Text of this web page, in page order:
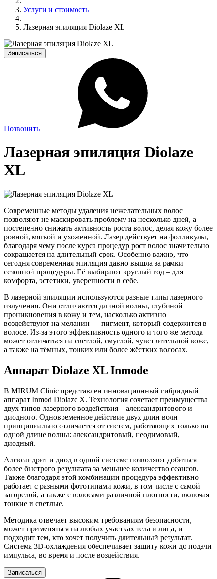
Услуги и стоимость
Лазерная эпиляция Diolaze XL
Записаться
Позвонить
Лазерная эпиляция Diolaze
XL
Современные методы удаления нежелательных волос
позволяют не маскировать проблему на несколько дней, а
постепенно снижать активность роста волос, делая кожу более
ровной, мягкой и ухоженной. Лазер действует на фолликулы,
благодаря чему после курса процедур рост волос значительно
сокращается на длительный срок. Особенно важно, что
сегодня современная эпиляция давно вышла за рамки
сезонной процедуры. Её выбирают круглый год – для
комфорта, эстетики, уверенности в себе.
В лазерной эпиляции используются разные типы лазерного
излучения. Они отличаются длиной волны, глубиной
проникновения в кожу и тем, насколько активно
воздействуют на меланин — пигмент, который содержится в
волосе. Из-за этого эффективность одного и того же метода
может отличаться на светлой, смуглой, чувствительной коже,
а также на тёмных, тонких или более жёстких волосах.
Аппарат Diolaze XL Inmode
В MIRUM Clinic представлен инновационный гибридный
аппарат Inmod Diolaze X. Технология сочетает преимущества
двух типов лазерного воздействия – александритового и
диодного. Одновременное действие двух длин волн
принципиально отличается от систем, работающих только на
одной длине волны: александритовый, неодимовый,
диодный.
Александрит и диод в одной системе позволяют добиться
более быстрого результата за меньшее количество сеансов.
Также благодаря этой комбинации процедура эффективно
работает с разными фототипами кожи, в том числе с самой
загорелой, а также с волосами различной плотности, включая
тонкие и светлые.
Методика отвечает высоким требованиям безопасности,
может применяться на любых участках тела и лица, и
подходит тем, кто хочет получить длительный результат.
Система 3D-охлаждения обеспечивает защиту кожи до подачи
импульса, во время и после воздействия.
Записаться